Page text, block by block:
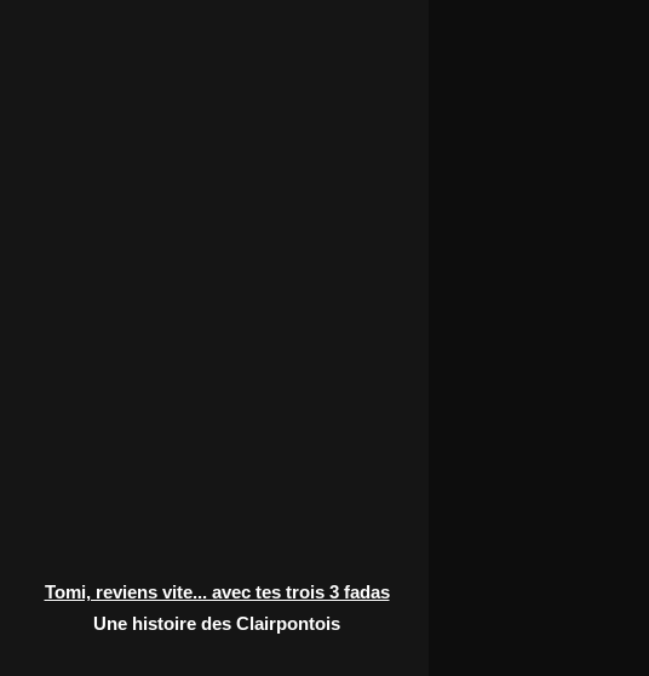
Tomi, reviens vite... avec tes trois 3 fadas
Une histoire des Clairpontois